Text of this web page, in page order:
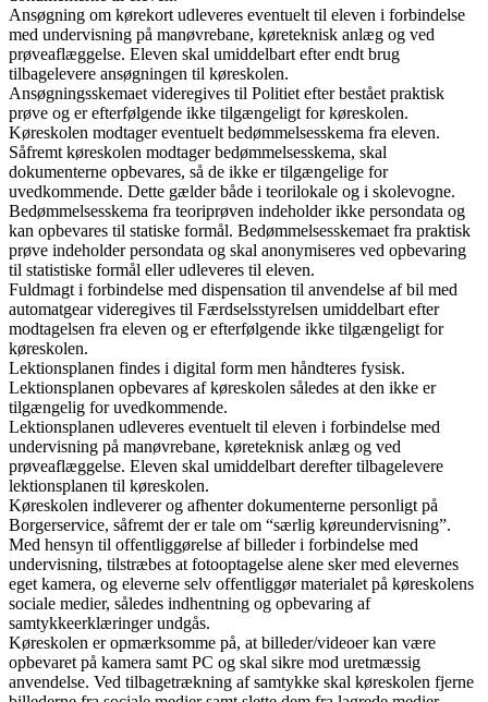
Ansøgning om kørekort udleveres eventuelt til eleven i forbindelse
med undervisning på manøvrebane, køreteknisk anlæg og ved
prøveaflæggelse. Eleven skal umiddelbart efter endt brug
tilbagelevere ansøgningen til køreskolen.
Ansøgningsskemaet videregives til Politiet efter bestået praktisk
prøve og er efterfølgende ikke tilgængeligt for køreskolen.
Køreskolen modtager eventuelt bedømmelsesskema fra eleven.
Såfremt køreskolen modtager bedømmelsesskema, skal
dokumenterne opbevares, så de ikke er tilgængelige for
uvedkommende. Dette gælder både i teorilokale og i skolevogne.
Bedømmelsesskema fra teoriprøven indeholder ikke persondata og
kan opbevares til statiske formål. Bedømmelsesskemaet fra praktisk
prøve indeholder persondata og skal anonymiseres ved opbevaring
til statistiske formål eller udleveres til eleven.
Fuldmagt i forbindelse med dispensation til anvendelse af bil med
automatgear videregives til Færdselsstyrelsen umiddelbart efter
modtagelsen fra eleven og er efterfølgende ikke tilgængeligt for
køreskolen.
Lektionsplanen findes i digital form men håndteres fysisk.
Lektionsplanen opbevares af køreskolen således at den ikke er
tilgængelig for uvedkommende.
Lektionsplanen udleveres eventuelt til eleven i forbindelse med
undervisning på manøvrebane, køreteknisk anlæg og ved
prøveaflæggelse. Eleven skal umiddelbart derefter tilbagelevere
lektionsplanen til køreskolen.
Køreskolen indleverer og afhenter dokumenterne personligt på
Borgerservice, såfremt der er tale om “særlig køreundervisning”.
Med hensyn til offentliggørelse af billeder i forbindelse med
undervisning, tilstræbes at fotooptagelse alene sker med elevernes
eget kamera, og eleverne selv offentliggør materialet på køreskolens
sociale medier, således indhentning og opbevaring af
samtykkeerklæringer undgås.
Køreskolen er opmærksomme på, at billeder/videoer kan være
opbevaret på kamera samt PC og skal sikre mod uretmæssig
anvendelse. Ved tilbagetrækning af samtykke skal køreskolen fjerne